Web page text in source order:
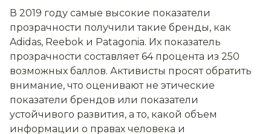
В 2019 году самые высокие показатели
прозрачности получили такие бренды, как
Adidas, Reebok и Patagonia. Их показатель
прозрачности составляет 64 процента из 250
возможных баллов. Активисты просят обратить
внимание, что оценивают не этические
показатели брендов или показатели
устойчивого развития, а то, какой объем
информации о правах человека и